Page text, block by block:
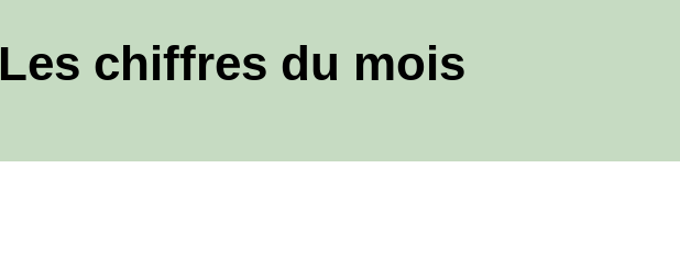
Les chiffres du mois